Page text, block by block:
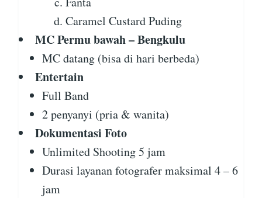
Caramel Custard Puding
MC Permu bawah – Bengkulu
MC datang (bisa di hari berbeda)
Entertain
Full Band
2 penyanyi (pria & wanita)
Dokumentasi Foto
Unlimited Shooting 5 jam
Durasi layanan fotografer maksimal 4 – 6
jam